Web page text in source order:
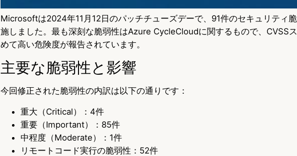
Microsoftは2024年11月12日のパッチチューズデーで、91件のセキュリティ
施しました。最も深刻な脆弱性はAzure CycleCloudに関するもので、CVSS
めて高い危険度が報告されています。
主要な脆弱性と影響
今回修正された脆弱性の内訳は以下の通りです：
重大（Critical）：4件
重要（Important）：85件
中程度（Moderate）：1件
リモートコード実行の脆弱性：52件